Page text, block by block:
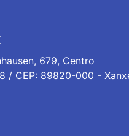
679, Centro
/ CEP: 89820-000 -